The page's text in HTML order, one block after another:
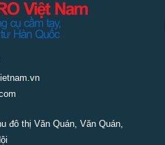
đô thị Văn Quán, Văn Quán,